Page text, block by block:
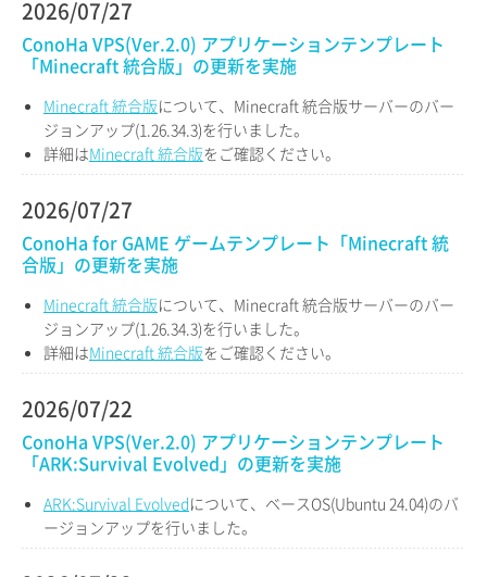
2026/07/27
ConoHa VPS(Ver.2.0) アプリケーションテンプレート
「Minecraft 統合版」の更新を実施
Minecraft 統合版について、Minecraft 統合版サーバーのバー
ジョンアップ(1.26.34.3)を行いました。
詳細はMinecraft 統合版をご確認ください。
2026/07/27
ConoHa for GAME ゲームテンプレート「Minecraft 統
合版」の更新を実施
Minecraft 統合版について、Minecraft 統合版サーバーのバー
ジョンアップ(1.26.34.3)を行いました。
詳細はMinecraft 統合版をご確認ください。
2026/07/22
ConoHa VPS(Ver.2.0) アプリケーションテンプレート
「ARK:Survival Evolved」の更新を実施
ARK:Survival Evolvedについて、ベースOS(Ubuntu 24.04)のバ
ージョンアップを行いました。